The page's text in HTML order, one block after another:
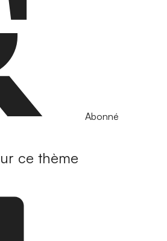
Abonné
ce thème